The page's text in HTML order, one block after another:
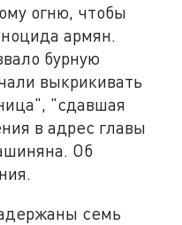
огню, чтобы
армян.
бурную
выкрикивать
"сдавшая
в адрес главы
Об
семь